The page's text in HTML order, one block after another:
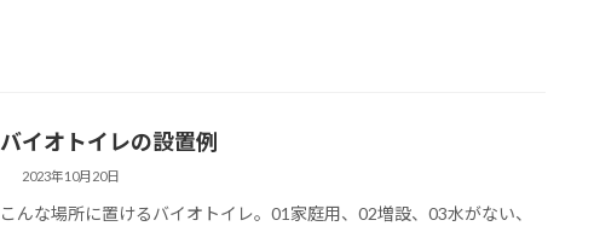
バイオトイレの設置例
2023年10月20日
こんな場所に置けるバイオトイレ。01家庭用、02増設、03水がない、